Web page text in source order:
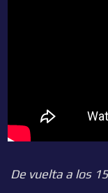
De vuelta a los 15